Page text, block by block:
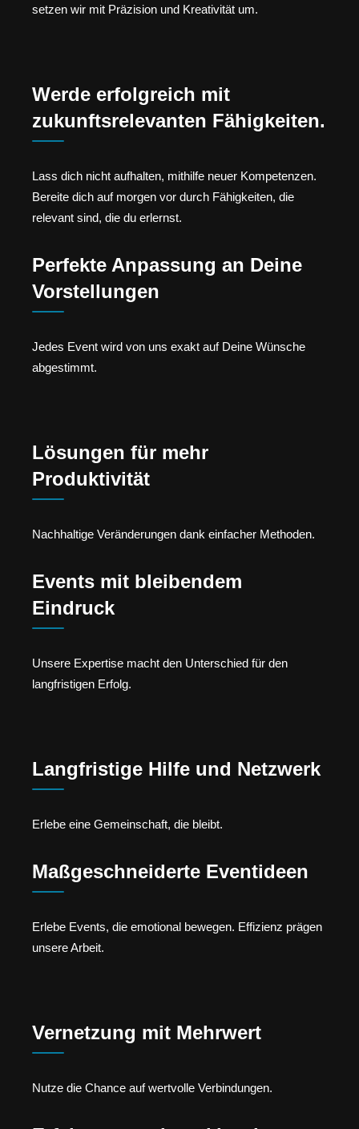
setzen wir mit Präzision und Kreativität um.
Werde erfolgreich mit
zukunftsrelevanten Fähigkeiten.
Lass dich nicht aufhalten, mithilfe neuer Kompetenzen.
Bereite dich auf morgen vor durch Fähigkeiten, die
relevant sind, die du erlernst.
Perfekte Anpassung an Deine
Vorstellungen
Jedes Event wird von uns exakt auf Deine Wünsche
abgestimmt.
Lösungen für mehr
Produktivität
Nachhaltige Veränderungen dank einfacher Methoden.
Events mit bleibendem
Eindruck
Unsere Expertise macht den Unterschied für den
langfristigen Erfolg.
Langfristige Hilfe und Netzwerk
Erlebe eine Gemeinschaft, die bleibt.
Maßgeschneiderte Eventideen
Erlebe Events, die emotional bewegen. Effizienz prägen
unsere Arbeit.
Vernetzung mit Mehrwert
Nutze die Chance auf wertvolle Verbindungen.